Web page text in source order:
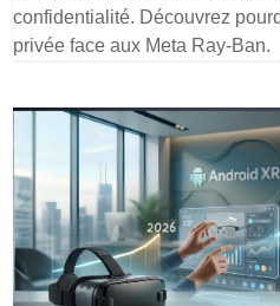
confidentialité. Découvrez
privée face aux Meta Ray-Ban.